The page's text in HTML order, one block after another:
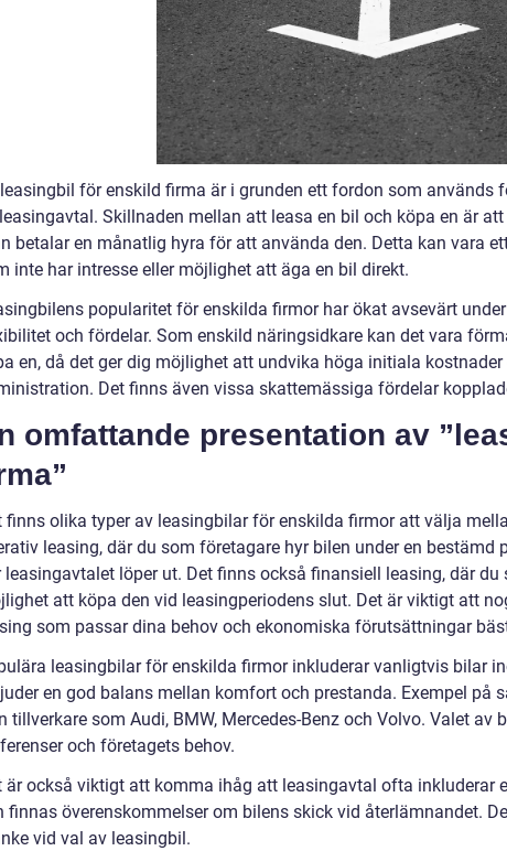
leasingbil för enskild firma är i grunden ett fordon som används
Skillnaden mellan att leasa en bil och köpa en är
betalar en månatlig hyra för att använda den. Detta kan vara
inte har intresse eller möjlighet att äga en bil direkt.
popularitet för enskilda firmor har ökat avsevärt
och fördelar. Som enskild näringsidkare kan det vara
en, då det ger dig möjlighet att undvika höga initiala kostnader
Det finns även vissa skattemässiga fördelar
omfattande presentation av
finns olika typer av leasingbilar för enskilda firmor att välja
leasing, där du som företagare hyr bilen under en bestämd
leasingavtalet löper ut. Det finns också finansiell leasing, där du
att köpa den vid leasingperiodens slut. Det är viktigt att
som passar dina behov och ekonomiska förutsättningar
leasingbilar för enskilda firmor inkluderar vanligtvis bilar
en god balans mellan komfort och prestanda. Exempel på
tillverkare som Audi, BMW, Mercedes-Benz och Volvo. Valet
och företagets behov.
är också viktigt att komma ihåg att leasingavtal ofta inkluderar
finnas överenskommelser om bilens skick vid återlämnandet.
vid val av leasingbil.